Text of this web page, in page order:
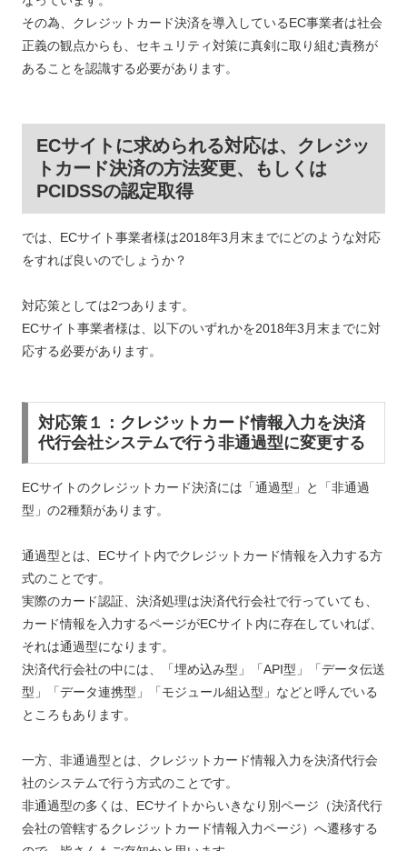
その為、クレジットカード決済を導入しているEC事業者は社会
正義の観点からも、セキュリティ対策に真剣に取り組む責務が
あることを認識する必要があります。
ECサイトに求められる対応は、クレジッ
トカード決済の方法変更、もしくは
PCIDSSの認定取得
では、ECサイト事業者様は2018年3月末までにどのような対応
をすれば良いのでしょうか？
対応策としては2つあります。
ECサイト事業者様は、以下のいずれかを2018年3月末までに対
応する必要があります。
対応策１：クレジットカード情報入力を決済
代行会社システムで行う非通過型に変更する
ECサイトのクレジットカード決済には「通過型」と「非通過
型」の2種類があります。
通過型とは、ECサイト内でクレジットカード情報を入力する方
式のことです。
実際のカード認証、決済処理は決済代行会社で行っていても、
カード情報を入力するページがECサイト内に存在していれば、
それは通過型になります。
決済代行会社の中には、「埋め込み型」「API型」「データ伝送
型」「データ連携型」「モジュール組込型」などと呼んでいる
ところもあります。
一方、非通過型とは、クレジットカード情報入力を決済代行会
社のシステムで行う方式のことです。
非通過型の多くは、ECサイトからいきなり別ページ（決済代行
会社の管轄するクレジットカード情報入力ページ）へ遷移する